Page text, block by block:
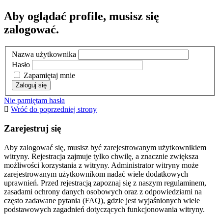
Aby oglądać profile, musisz się
zalogować.
Nazwa użytkownika
Hasło
Zapamiętaj mnie
Nie pamiętam hasła
Wróć do poprzedniej strony
Zarejestruj się
Aby zalogować się, musisz być zarejestrowanym użytkownikiem
witryny. Rejestracja zajmuje tylko chwilę, a znacznie zwiększa
możliwości korzystania z witryny. Administrator witryny może
zarejestrowanym użytkownikom nadać wiele dodatkowych
uprawnień. Przed rejestracją zapoznaj się z naszym regulaminem,
zasadami ochrony danych osobowych oraz z odpowiedziami na
często zadawane pytania (FAQ), gdzie jest wyjaśnionych wiele
podstawowych zagadnień dotyczących funkcjonowania witryny.